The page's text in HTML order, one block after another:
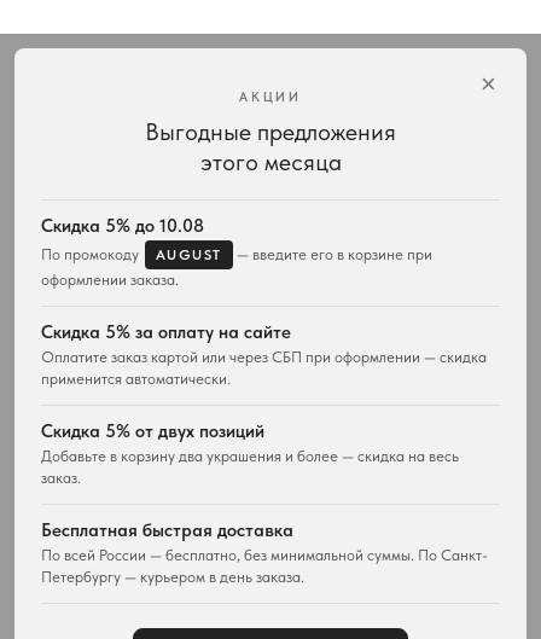
×
АКЦИИ
Выгодные предложения
этого месяца
Скидка 5% до 10.08
По промокоду AUGUST
— введите его в корзине при
оформлении заказа.
Скидка 5% за оплату на сайте
Оплатите заказ картой или через СБП при оформлении — скидка
применится автоматически.
Скидка 5% от двух позиций
Добавьте в корзину два украшения и более — скидка на весь
заказ.
Бесплатная быстрая доставка
По всей России — бесплатно, без минимальной суммы. По Санкт-
Петербургу — курьером в день заказа.
Интернет-магазин украшений Vivienne Westwood с доставкой по всей России
Весь ассортимент
Подвески и ожерелья
Серьги
Кольца
Доставка
Возврат товара
Отзывы покупателей
Контакты
Карта сайта
О магазине
Новости и проекты
Все материалы